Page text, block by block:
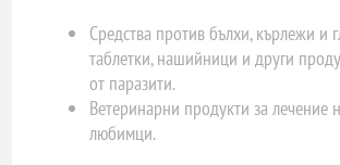
Средства против бълхи, кърлежи и
таблетки, нашийници и други
от паразити.
Ветеринарни продукти за лечение
любимци.